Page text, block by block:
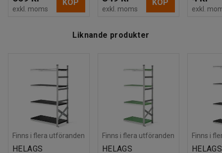
exkl. moms
KÖP
exkl. moms
KÖP
exkl.
Liknande produkter
Finns i flera utföranden
HELAGS
Finns i flera utföranden
HELAGS
Finns i
HELAGS